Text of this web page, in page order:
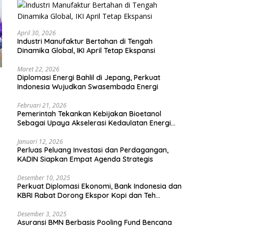
April 30, 2026
Industri Manufaktur Bertahan di Tengah
Dinamika Global, IKI April Tetap Ekspansi
Maret 22, 2026
Diplomasi Energi Bahlil di Jepang, Perkuat
Indonesia Wujudkan Swasembada Energi
Februari 21, 2026
Pemerintah Tekankan Kebijakan Bioetanol
Sebagai Upaya Akselerasi Kedaulatan Energi
Januari 12, 2026
Perluas Peluang Investasi dan Perdagangan,
KADIN Siapkan Empat Agenda Strategis
Desember 10, 2025
Perkuat Diplomasi Ekonomi, Bank Indonesia dan
KBRI Rabat Dorong Ekspor Kopi dan Teh
Desember 3, 2025
Asuransi BMN Berbasis Pooling Fund Bencana